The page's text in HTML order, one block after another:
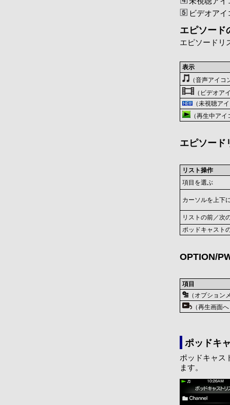
ビデオアイ
エピソード
エピソードリ
表示
（音声アイコ
（ビデオア
（未視聴ア
（再生中アイ
エピソード
リスト操作
項目を選ぶ
カーソルを上下
リストの前／次
ポッドキャスト
OPTION/
項目
（オプション
（再生画面
ポッドキ
ポッドキャス
ます。